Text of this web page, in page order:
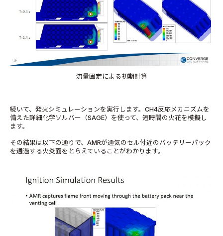
流量固定による初期計算
続いて、発火シミュレーションを実行します。CH4反応メカニズムを
備えた詳細化学ソルバー（SAGE）を使って、短時間の火花を模擬し
ます。
その結果は以下の通りで、AMRが通気のセル付近のバッテリーパック
を通過する火炎面をとらえていることがわかります。